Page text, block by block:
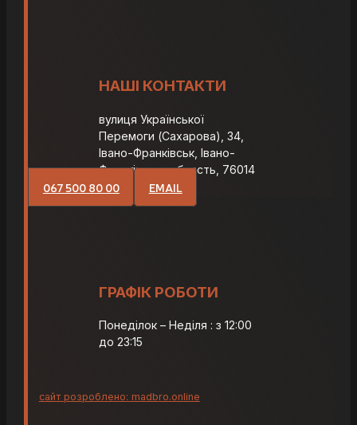
НАШІ КОНТАКТИ
вулиця Української
Перемоги (Сахарова), 34,
Івано-Франківськ, Івано-
Франківська область, 76014
067 500 80 00 EMAIL
ГРАФІК РОБОТИ
Понеділок – Неділя : з 12:00
до 23:15
сайт розроблено: madbro.online